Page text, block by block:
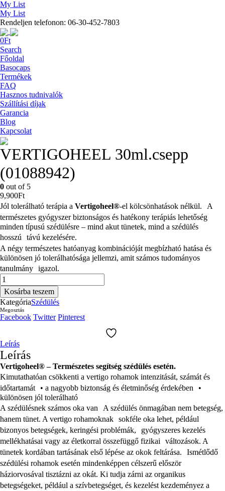
My List
My List
Rendeljen telefonon: 06-30-452-7803
0Ft
Search
Főoldal
Basocaps
Termékek
FAQ
Hasznos tudnivalók
Szállítási díjak
Garancia
Blog
Kapcsolat
VERTIGOHEEL 30ml.csepp
(01088942)
0 out of 5
9,900Ft
Jól tolerálható terápia a Vertigoheel®-el kölcsönhatások nélkül. A
természetes gyógyszer biztonságos és hatékony terápiás lehetőség
minden típusú szédülésre – mind akut tünetek, mind a szédülés
hosszú távú kezelésére.
A négy természetes hatóanyag kombinációját megbízható hatása és
különösen jó tolerálhatósága jellemzi, amit számos tudományos
tanulmány igazol.
VERTIGOHEEL
30ml.csepp
(01088942)
mennyiség
Kosárba teszem
KategóriaSzédülés
Megosztás
Facebook Twitter Pinterest
Leírás
Leírás
Vertigoheel® – Természetes segítség szédülés esetén.
Kimutathatóan csökkenti a vertigo rohamok intenzitását, számát és
időtartamát • a nagyobb biztonság és életminőség érdekében •
különösen jól tolerálható
A szédülésnek számos oka van A szédülés önmagában nem betegség,
hanem tünet. A vertigo rohamoknak sokféle oka lehet, például
bizonyos betegségek, keringési problémák, gyógyszeres kezelés
mellékhatásai vagy az életkorral összefüggő fizikai változások. A
tünetek kordában tartásának első lépése az okok feltárása. Ismétlődő
szédülési rohamok esetén mindenképpen célszerű először
háziorvosával tisztázni az okát. Ki tudja zárni az organikus
betegségeket, például a szívbetegséget, és kezelést kezdeményez a